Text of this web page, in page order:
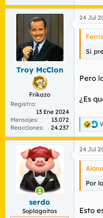
Troy McClon
Frikazo
Registro
13 Ene 2024
Mensajes
13.072
Reacciones
24.237
24 Jul
Si
Pero
¿Es
R
e
c
c
e
:
serdo
Soplagaitas
24 Jul
Por
Esto